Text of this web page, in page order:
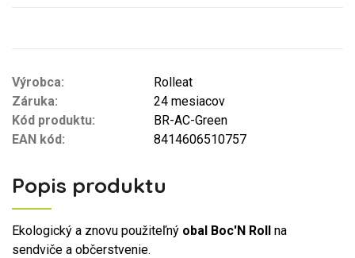
Výrobca:
Rolleat
Záruka:
24 mesiacov
Kód produktu:
BR-AC-Green
EAN kód:
8414606510757
Popis produktu
Ekologický a znovu použiteľný obal Boc'N Roll na
sendviče a občerstvenie.